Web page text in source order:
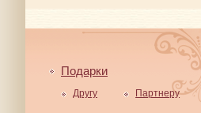
Подарки
Другу Партнеру